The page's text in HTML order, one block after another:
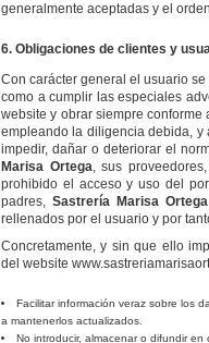
generalmente aceptadas y el
6. Obligaciones de clientes y
Con carácter general el usuario
como a cumplir las especiales
website y obrar siempre
empleando la diligencia debida,
impedir, dañar o deteriorar el
Marisa Ortega, sus
prohibido el acceso y uso del
padres, Sastrería Marisa Ortega
rellenados por el usuario y por
Concretamente, y sin que ello
del website
Facilitar información veraz sobre los
a mantenerlos actualizados.
No introducir, almacenar o difundir